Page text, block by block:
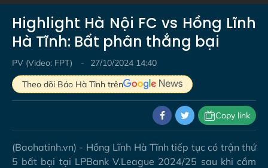
Highlight Hà Nội FC vs Hồng Lĩnh
Hà Tĩnh: Bất phân thắng bại
PV (Video: FPT)
27/10/2024 14:40
Theo dõi Báo Hà Tĩnh trên
Copy link
(Baohatinh.vn) - Hồng Lĩnh Hà Tĩnh tiếp tục có trận thứ
5 bất bại tại LPBank V.League 2024/25 sau khi cầm